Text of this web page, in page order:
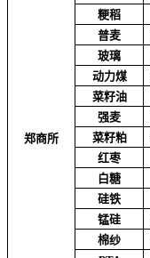
郑商所
粳稻
普麦
玻璃
动力煤
菜籽油
强麦
菜籽粕
红枣
白糖
硅铁
锰硅
棉纱